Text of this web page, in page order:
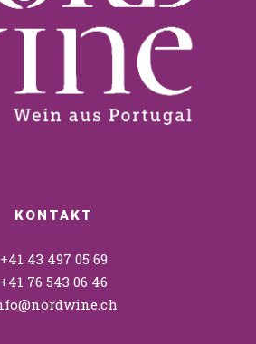
KONTAKT
+41 43 497 05 69
+41 76 543 06 46